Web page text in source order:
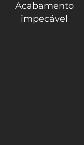
Acabamento
impecável